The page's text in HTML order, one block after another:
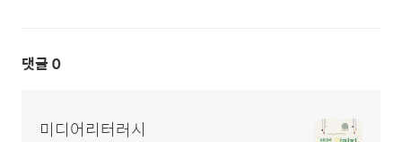
댓글 0
미디어리터러시